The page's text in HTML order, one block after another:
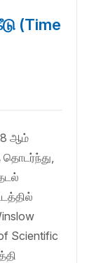
(Time
ஆம்
Scientific